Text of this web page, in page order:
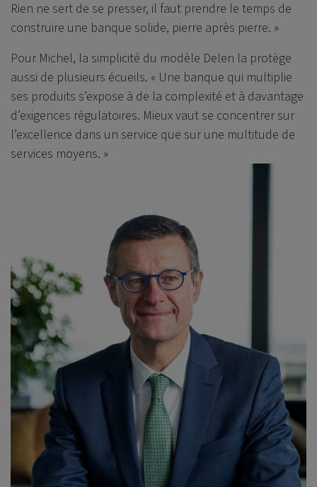
Rien ne sert de se presser, il faut prendre le temps de
construire une banque solide, pierre après pierre. »
Pour Michel, la simplicité du modèle Delen la protège
aussi de plusieurs écueils. « Une banque qui multiplie
ses produits s’expose à de la complexité et à davantage
d’exigences régulatoires. Mieux vaut se concentrer sur
l’excellence dans un service que sur une multitude de
services moyens. »